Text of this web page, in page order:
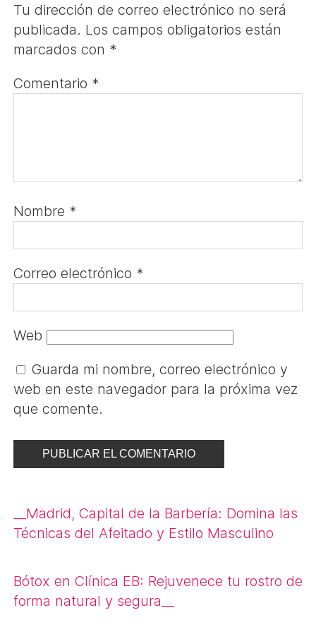
Tu dirección de correo electrónico no será
publicada. Los campos obligatorios están
marcados con *
Comentario *
Nombre *
Correo electrónico *
Web
Guarda mi nombre, correo electrónico y
web en este navegador para la próxima vez
que comente.
Navegación
de
Madrid, Capital de la Barbería: Domina las
Técnicas del Afeitado y Estilo Masculino
Bótox en Clínica EB: Rejuvenece tu rostro de
forma natural y segura